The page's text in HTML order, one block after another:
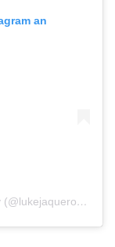
an
Ein Beitrag geteilt von Luke Jaque-Rodney (@lukejaquerodney)